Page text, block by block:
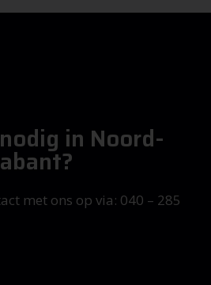
in Noord-
met ons op via: 040 – 285